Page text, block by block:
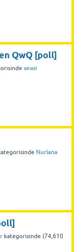
QwQ [poll]
sewii
Nurlana
kategorisinde (74,610